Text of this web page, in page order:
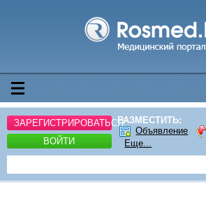
ЗАРЕГИСТРИРОВАТЬСЯ
ВОЙТИ
РАЗМЕСТИТЬ:
Объявление
Еще...